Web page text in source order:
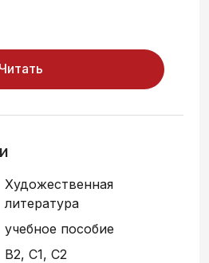
Читать
Художественная
литература
учебное пособие
B2, C1, C2